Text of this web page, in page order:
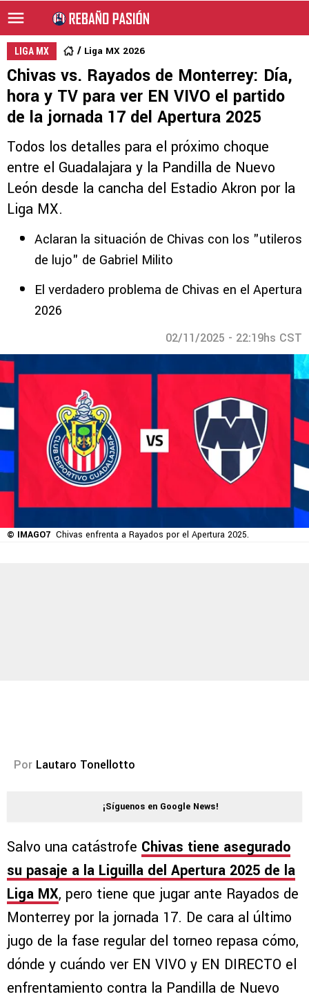
LIGA MX Liga MX 2026
Chivas vs. Rayados de Monterrey: Día,
hora y TV para ver EN VIVO el partido
de la jornada 17 del Apertura 2025
Todos los detalles para el próximo choque
entre el Guadalajara y la Pandilla de Nuevo
León desde la cancha del Estadio Akron por la
Liga MX.
Aclaran la situación de Chivas con los "utileros
de lujo" de Gabriel Milito
El verdadero problema de Chivas en el Apertura
2026
02/11/2025 - 22:19hs CST
© IMAGO7 Chivas enfrenta a Rayados por el Apertura 2025.
Por Lautaro Tonellotto
¡Síguenos en Google News!
Salvo una catástrofe Chivas tiene asegurado
su pasaje a la Liguilla del Apertura 2025 de la
Liga MX, pero tiene que jugar ante Rayados de
Monterrey por la jornada 17. De cara al último
jugo de la fase regular del torneo repasa cómo,
dónde y cuándo ver EN VIVO y EN DIRECTO el
enfrentamiento contra la Pandilla de Nuevo